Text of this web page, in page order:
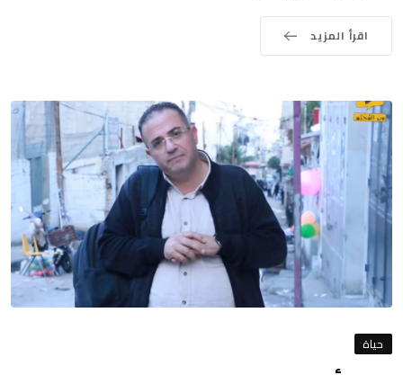
اقرأ المزيد
حياة